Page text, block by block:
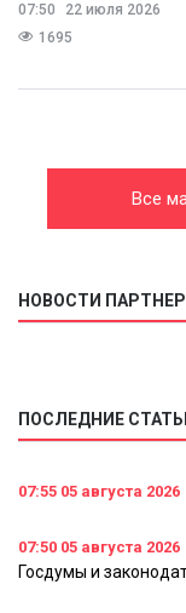
07:50
22 июля 2026
1695
Все
НОВОСТИ
ПОСЛЕДНИЕ
07:55 05 августа 2026
07:50 05 августа 2026
Госдумы и